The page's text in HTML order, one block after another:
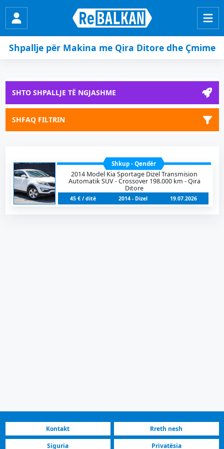
Shpallje për Makina me Qira Ditore dhe Çmime
SHTO SHPALLJE TË NGJASHME
SHFAQ FILTRIN
Shkup - Qendër
2014 Model Kia Sportage Dizel Transmision
Automatik SUV - Crossover 198.000 km - Qira
Ditore
45 € / ditë 2014 - Dizel 19.07.2026
Kontakt
Rreth nesh
Siguria
Privatësia